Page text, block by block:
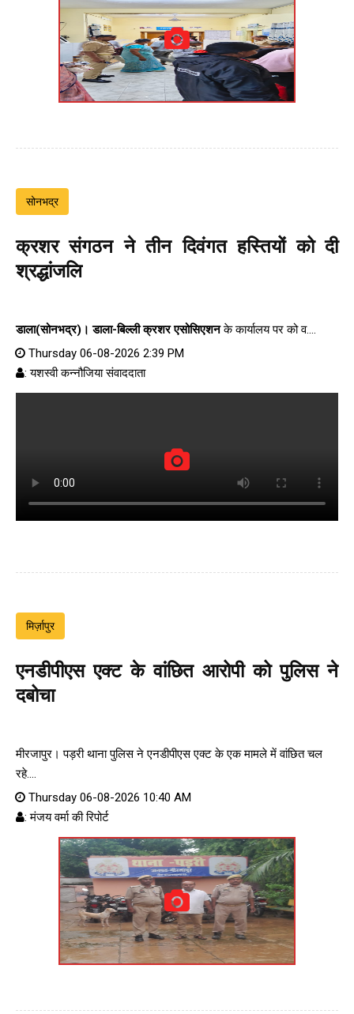
सोनभद्र
क्रशर संगठन ने तीन दिवंगत हस्तियों को दी
श्रद्धांजलि
डाला(सोनभद्र)। डाला-बिल्ली क्रशर एसोसिएशनके कार्यालय पर को व....
Thursday 06-08-2026 2:39 PM
: यशस्वी कन्नौजिया संवाददाता
मिर्ज़ापुर
एनडीपीएस एक्ट के वांछित आरोपी को पुलिस ने
दबोचा
मीरजापुर। पड़री थाना पुलिस ने एनडीपीएस एक्ट के एक मामले में वांछित चल
रहे....
Thursday 06-08-2026 10:40 AM
: मंजय वर्मा की रिपोर्ट